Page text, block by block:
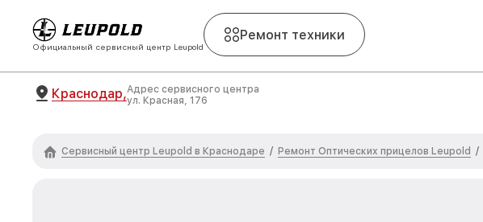
Официальный сервисный центр Leupold
Ремонт техники
Краснодар,Адрес сервисного центра
ул. Красная, 176
Сервисный центр Leupold в Краснодаре / Ремонт Оптических прицелов Leupold /